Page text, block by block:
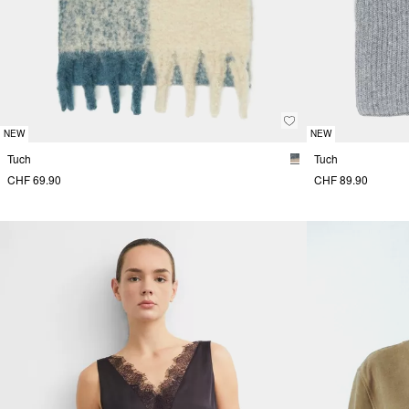
NEW
Tuch
CHF 69.90
NEW
Tuch
CHF 89.90